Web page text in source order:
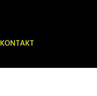
KONTAKT